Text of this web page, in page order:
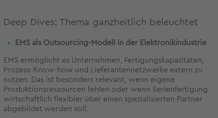
Deep Dives: Thema ganzheitlich beleuchtet
EMS als Outsourcing-Modell in der Elektronikindustrie
EMS ermöglicht es Unternehmen, Fertigungskapazitäten,
Prozess-Know-how und Lieferantennetzwerke extern zu
nutzen. Das ist besonders relevant, wenn eigene
Produktionsressourcen fehlen oder wenn Serienfertigung
wirtschaftlich flexibler über einen spezialisierten Partner
abgebildet werden soll.